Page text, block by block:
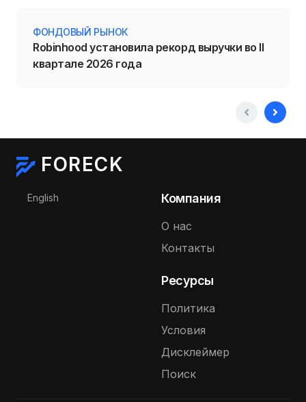
ФОНДОВЫЙ РЫНОК
Robinhood установила рекорд выручки во II
квартале 2026 года
FORECK
Выберите язык
English Компания
О нас
Контакты
Ресурсы
Политика
Условия
Дисклеймер
Поиск